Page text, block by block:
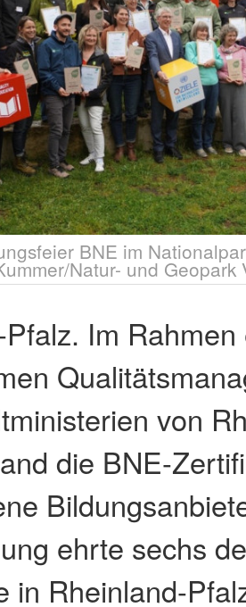
BNE im
Natur- und Geopark
Im Rahmen
von
die BNE-
ehrte sechs
in Rheinland-